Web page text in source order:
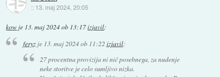
:: 13. maj 2024, 20:05
kow je 13. maj 2024 ob 13:17izjavil:
feryzje 13. maj 2024 ob 11:22 izjavil:
27 procentna provizija ni nič posebnega, za nudenje
neke storitve je celo sumljivo nizka.